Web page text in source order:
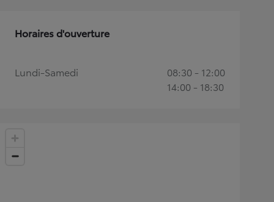
Horaires d'ouverture
Lundi-Samedi
08:30 - 12:00
14:00 - 18:30